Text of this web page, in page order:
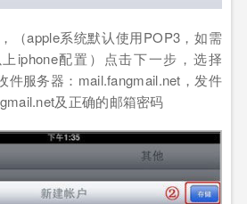
（apple系统默认使用POP3 ，如需
iphone配置）
点击下一步，选择
件服务器：mail.fangmail.net，发件
及正确的邮箱密码